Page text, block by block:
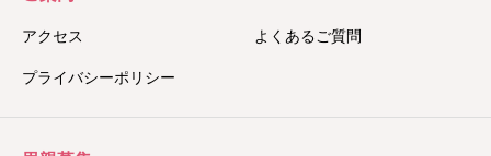
アクセス よくあるご質問
プライバシーポリシー